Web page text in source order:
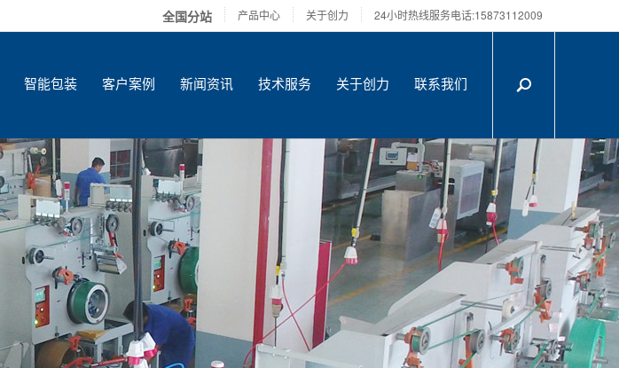
全国分站 产品中心 关于创力 24小时热线服务电话:15873112009
智能包装 客户案例 新闻资讯 技术服务 关于创力 联系我们